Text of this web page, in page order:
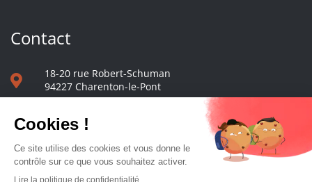
Contact
18-20 rue Robert-Schuman
94227 Charenton-le-Pont